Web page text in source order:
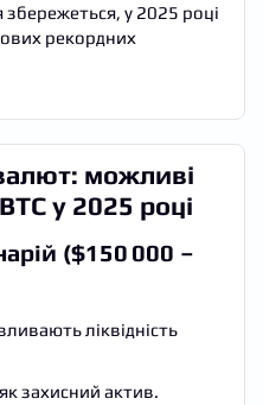
збережеться, у 2025 році
рекордних
можливі
у 2025 році
($150 000 –
ліквідність
захисний актив.